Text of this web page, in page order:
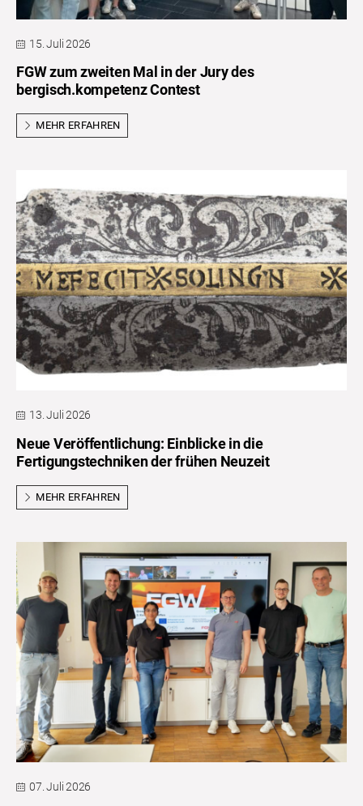
15. Juli 2026
FGW zum zweiten Mal in der Jury des
bergisch.kompetenz Contest
MEHR ERFAHREN
13. Juli 2026
Neue Veröffentlichung: Einblicke in die
Fertigungstechniken der frühen Neuzeit
MEHR ERFAHREN
07. Juli 2026